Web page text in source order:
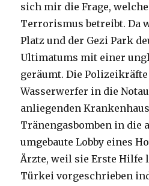
sich mir die Frage,
Terrorismus betreibt. Da
Platz und der Gezi Park
Ultimatums mit einer
geräumt. Die
Wasserwerfer in die
anliegenden
Tränengasbomben in die
umgebaute Lobby eines
Ärzte, weil sie Erste Hilfe
Türkei vorgeschrieben